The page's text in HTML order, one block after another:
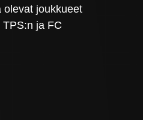
olevat joukkueet
ja FC